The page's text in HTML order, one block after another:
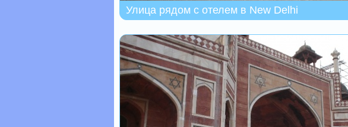
Улица рядом с отелем в New Delhi